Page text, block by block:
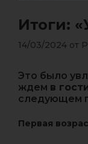
Итоги:
14/03/2024 от
Это было
ждем в
следующем
Первая